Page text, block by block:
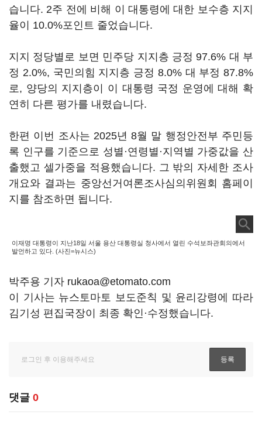
습니다. 2주 전에 비해 이 대통령에 대한 보수층 지지
율이 10.0%포인트 줄었습니다.
지지 정당별로 보면 민주당 지지층 긍정 97.6% 대 부
정 2.0%, 국민의힘 지지층 긍정 8.0% 대 부정 87.8%
로, 양당의 지지층이 이 대통령 국정 운영에 대해 확
연히 다른 평가를 내렸습니다.
한편 이번 조사는 2025년 8월 말 행정안전부 주민등
록 인구를 기준으로 성별·연령별·지역별 가중값을 산
출했고 셀가중을 적용했습니다. 그 밖의 자세한 조사
개요와 결과는 중앙선거여론조사심의위원회 홈페이
지를 참조하면 됩니다.
이재명 대통령이 지난18일 서울 용산 대통령실 청사에서 열린 수석보좌관회의에서
발언하고 있다. (사진=뉴시스)
박주용 기자 rukaoa@etomato.com
이 기사는 뉴스토마토 보도준칙 및 윤리강령에 따라
김기성 편집국장이 최종 확인·수정했습니다.
댓글 0